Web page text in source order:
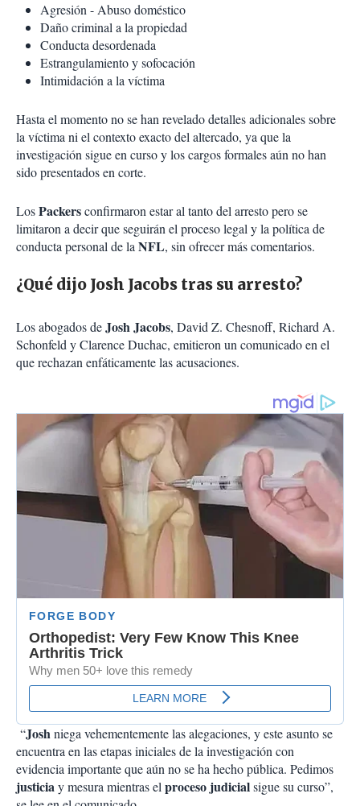
Agresión - Abuso doméstico
Daño criminal a la propiedad
Conducta desordenada
Estrangulamiento y sofocación
Intimidación a la víctima
Hasta el momento no se han revelado detalles adicionales sobre
la víctima ni el contexto exacto del altercado, ya que la
investigación sigue en curso y los cargos formales aún no han
sido presentados en corte.
LosPackersconfirmaron estar al tanto del arresto pero se
limitaron a decir que seguirán el proceso legal y la política de
conducta personal de laNFL, sin ofrecer más comentarios.
¿Qué dijo Josh Jacobs tras su arresto?
Los abogados deJosh Jacobs, David Z. Chesnoff, Richard A.
Schonfeld y Clarence Duchac, emitieron un comunicado en el
que rechazan enfáticamente las acusaciones.
“Joshniega vehementemente las alegaciones, y este asunto se
encuentra en las etapas iniciales de la investigación con
evidencia importante que aún no se ha hecho pública. Pedimos
justiciay mesura mientras el proceso judicialsigue su curso”,